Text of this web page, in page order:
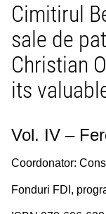
Cimitirul
sale de
Christian
its
Vol. IV –
Coordonator:
Fonduri FDI,